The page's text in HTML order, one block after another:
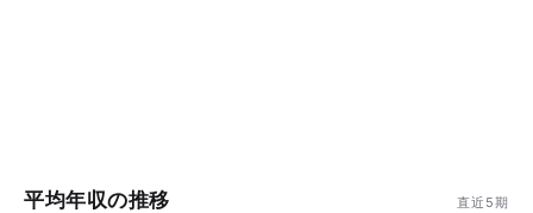
平均年収の推移 直近5期